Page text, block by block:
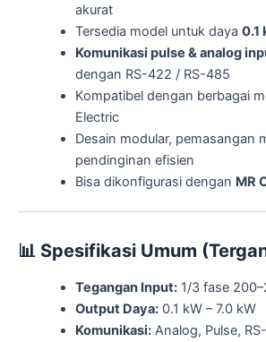
akurat
Tersedia model untuk daya 0.1
Komunikasi pulse & analog
dengan RS-422 / RS-485
Kompatibel dengan berbagai
Electric
Desain modular, pemasangan
pendinginan efisien
Bisa dikonfigurasi dengan MR
📊 Spesifikasi Umum
Tegangan Input:1/3 fase
Output Daya:0.1 kW – 7.0 kW
Komunikasi:Analog, Pulse,